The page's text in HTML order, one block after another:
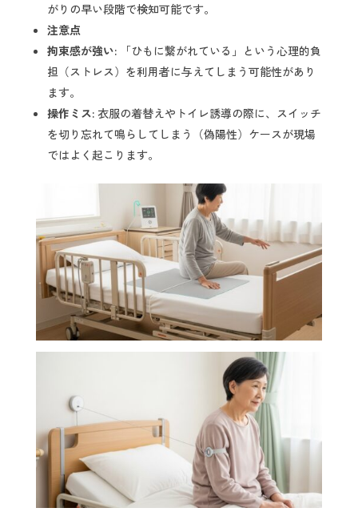
がりの早い段階で検知可能です。
注意点
拘束感が強い:「ひもに繋がれている」という心理的負
担（ストレス）を利用者に与えてしまう可能性があり
ます。
操作ミス:衣服の着替えやトイレ誘導の際に、スイッチ
を切り忘れて鳴らしてしまう（偽陽性）ケースが現場
ではよく起こります。